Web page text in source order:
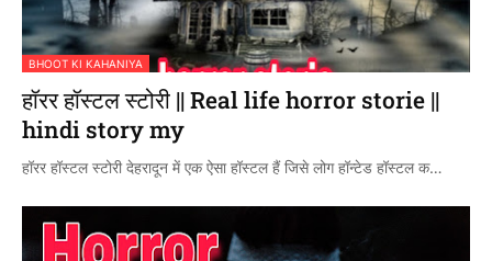
BHOOT KI KAHANIYA
हॉरर हॉस्टल स्टोरी || Real life horror storie ||
hindi story my
हॉरर हॉस्टल स्टोरी देहरादून में एक ऐसा हॉस्टल हैं जिसे लोग हॉन्टेड हॉस्टल क…